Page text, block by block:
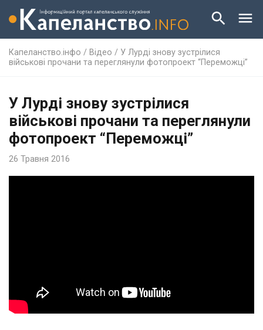
Капеланство.інфо / Відео / У Лурді знову зустрілися
військові прочани та переглянули фотопроект “Переможці”
У Лурді знову зустрілися
військові прочани та переглянули
фотопроект “Переможці”
26 Травня 2016